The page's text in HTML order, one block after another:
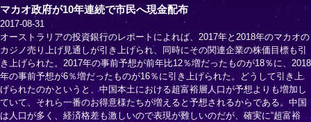
マカオ政府が10年連続で市民へ現金配布
2017-08-31
オーストラリアの投資銀行のレポートによれば、2017年と2018年のマカオの
カジノ売り上げ見通しが引き上げられ、同時にその関連企業の株価目標も引
き上げられた。2017年の事前予想が前年比12％増だったものが18％に、2018
年の事前予想が6％増だったものが16％に引き上げられた。どうして引き上
げられたのかというと、中国本土における超富裕層人口が予想よりも増加し
ていて、それら一番のお得意様たちが増えると予想されるからである。中国
は人口が多く、経済格差も激しいので表現が難しいのだが、確実に“超富裕